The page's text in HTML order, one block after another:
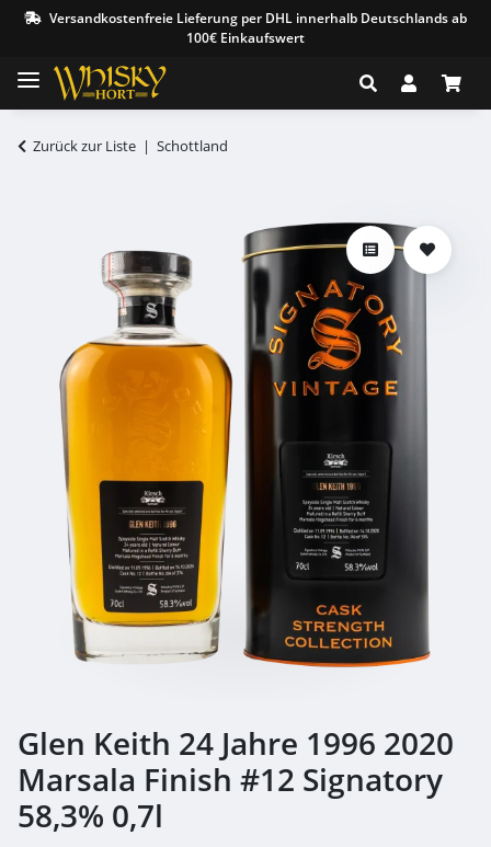
Versandkostenfreie Lieferung per DHL innerhalb Deutschlands ab
100€ Einkaufswert
Zurück zur Liste Schottland
Glen Keith 24 Jahre 1996 2020
Marsala Finish #12 Signatory
58,3% 0,7l